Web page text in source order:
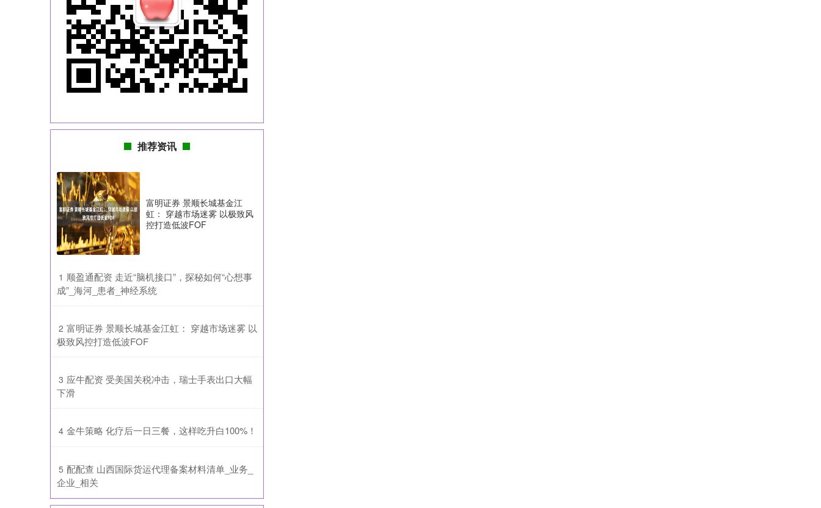
推荐资讯
富明证券 景顺长城基金江
虹： 穿越市场迷雾 以极致风
控打造低波FOF
1 ​顺盈通配资 走近“脑机接口”，探秘如何“心想事
成”_海河_患者_神经系统
2 ​富明证券 景顺长城基金江虹： 穿越市场迷雾 以
极致风控打造低波FOF
3 ​应牛配资 受美国关税冲击，瑞士手表出口大幅
下滑
4 ​金牛策略 化疗后一日三餐，这样吃升白100%！
5 ​配配查 山西国际货运代理备案材料清单_业务_
企业_相关